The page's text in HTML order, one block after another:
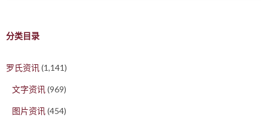
分类目录
罗氏资讯(1,141)
文字资讯(969)
图片资讯(454)